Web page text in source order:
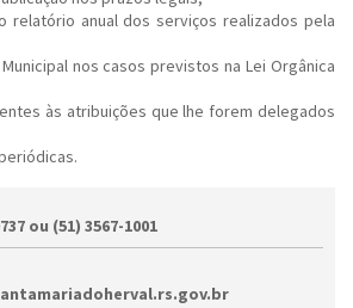
relatório anual dos serviços realizados pela
nos casos previstos na Lei Orgânica
às atribuições que lhe forem delegados
ou (51) 3567-1001